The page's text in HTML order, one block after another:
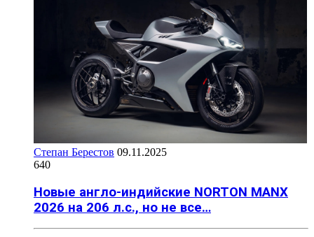
Степан Берестов 09.11.2025
640
Новые англо-индийские NORTON MANX
2026 на 206 л.с., но не все…